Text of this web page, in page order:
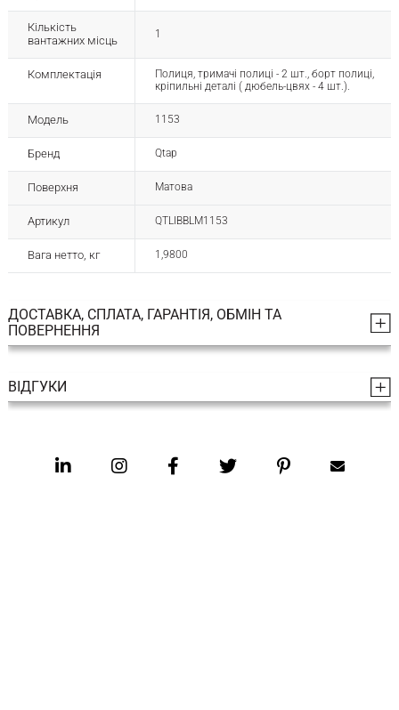
Кількість
вантажних місць
1
Комплектація
Полиця, тримачі полиці - 2 шт., борт полиці,
кріпильні деталі ( дюбель-цвях - 4 шт.).
Модель 1153
Бренд Qtap
Поверхня Матова
Артикул QTLIBBLM1153
Вага нетто, кг 1,9800
ДОСТАВКА, СПЛАТА, ГАРАНТІЯ, ОБМІН ТА
ПОВЕРНЕННЯ
ВІДГУКИ